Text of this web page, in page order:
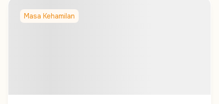
Masa Kehamilan